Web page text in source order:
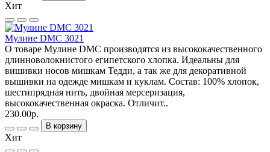
Хит
Мулине DMC 3021
О товаре Мулине DMC производятся из высококачественного
длинноволокнистого египетского хлопка. Идеальны для
вишивки носов мишкам Тедди, а так же для декоративной
вышивки на одежде мишкам и куклам. Состав: 100% хлопок,
шестипрядная нить, двойная мерсеризация,
высококачественная окраска. Отличит..
230.00р.
В корзину
Хит